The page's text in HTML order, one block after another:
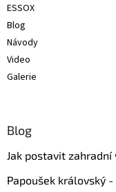
ESSOX
Blog
Návody
Video
Galerie
Blog
Jak postavit
Papoušek královský -